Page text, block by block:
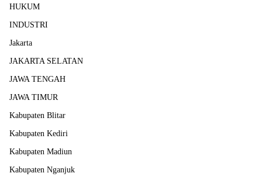
HUKUM
INDUSTRI
Jakarta
JAKARTA SELATAN
JAWA TENGAH
JAWA TIMUR
Kabupaten Blitar
Kabupaten Kediri
Kabupaten Madiun
Kabupaten Nganjuk